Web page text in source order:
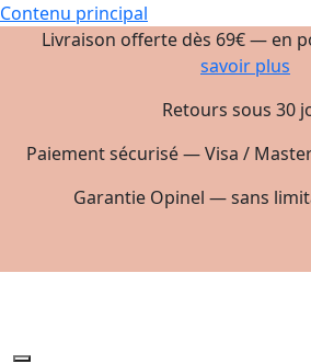
Contenu principal
Livraison offerte dès 69€ — en
savoir plus
Retours sous 30
Paiement sécurisé — Visa /
Garantie Opinel — sans